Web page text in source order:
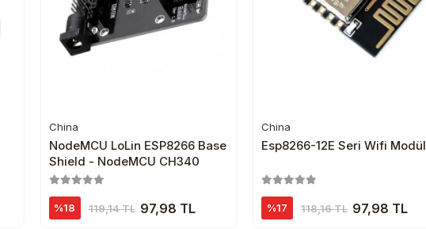
Sepete Ekle
China
NodeMCU LoLin ESP8266 Base
Shield - NodeMCU CH340
%18 119,14 TL 97,98 TL
Sepete Ekle
China
Esp8266-12E Seri Wifi Modül
%17 118,16 TL 97,98 TL